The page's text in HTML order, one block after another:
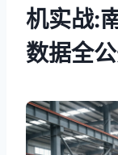
机实战:
数据全